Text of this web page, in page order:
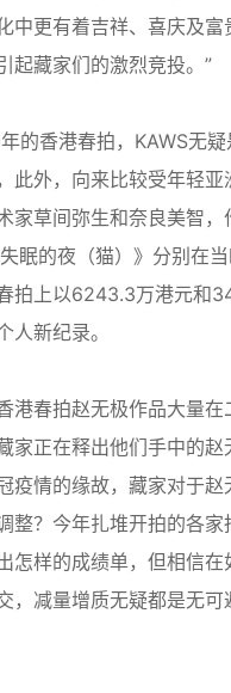
中更有着吉祥、喜庆及富
起藏家们的激烈竞投。”
的香港春拍，KAWS无
此外，向来比较受年轻亚
家草间弥生和奈良美智，
眠的夜（猫）》分别在
拍上以6243.3万港元和
人新纪录。
港春拍赵无极作品大量在
家正在释出他们手中的赵
疫情的缘故，藏家对于赵
整？今年扎堆开拍的各家
怎样的成绩单，但相信在
，减量增质无疑都是无可